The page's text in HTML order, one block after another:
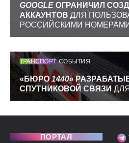
GOOGLE ОГРАНИЧИЛ
АККАУНТОВ ДЛЯ
РОССИЙСКИМИ НОМЕРАМИ
ТРАНСПОРТ СОБЫТИЯ
«БЮРО1440»
СПУТНИКОВОЙ СВЯЗИ
ПОРТАЛ